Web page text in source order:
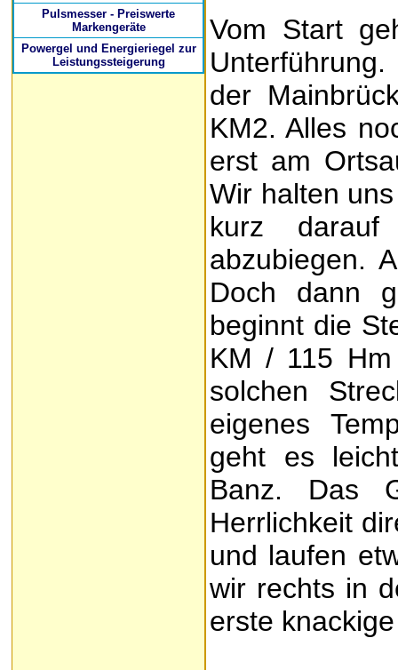
Pulsmesser - Preiswerte
Markengeräte
Powergel und Energieriegel zur
Leistungssteigerung
Vom Start
der
KM2. Alles
erst am
Wir halten
kurz
abzubiegen.
Doch dann
beginnt die
KM / 115
solchen
eigenes
geht es
Banz. Das
Herrlichkeit
und laufen
wir rechts in
erste